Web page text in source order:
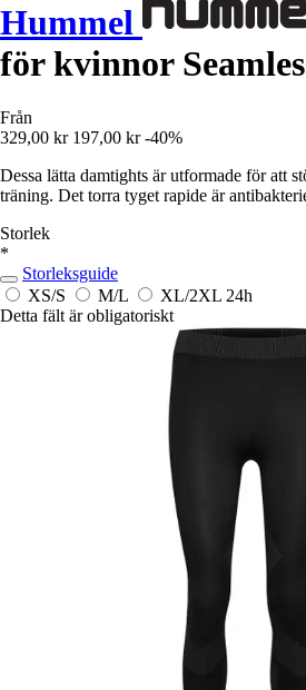
Hummel
för kvinnor
Från
329,00 kr 197,00 kr -40%
Dessa lätta damtights är utformade för att
träning. Det torra tyget rapide är
Storlek
*
Storleksguide
XS/S
M/L XL/2XL 24h
Detta fält är obligatoriskt